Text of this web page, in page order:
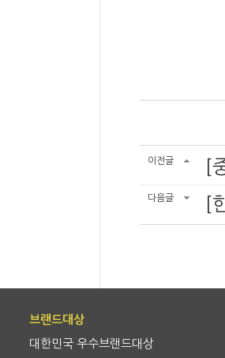
이전글 [
다음글 [
브랜드대상
대한민국 우수브랜드대상